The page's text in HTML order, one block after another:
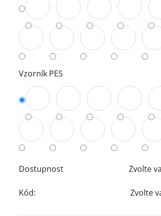
Vzorník PES
Dostupnost Zvolte
Kód: Zvolte